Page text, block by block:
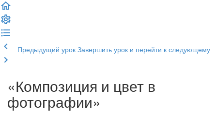
Предыдущий урок Завершить урок и перейти к следующему
«Композиция и цвет в
фотографии»